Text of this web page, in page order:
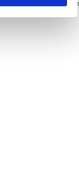
miljøpåvirkning